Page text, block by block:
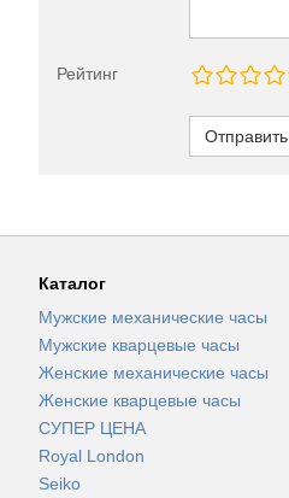
Рейтинг
Отправить
Каталог
Мужские механические часы
Мужские кварцевые часы
Женские механические часы
Женские кварцевые часы
СУПЕР ЦЕНА
Royal London
Seiko